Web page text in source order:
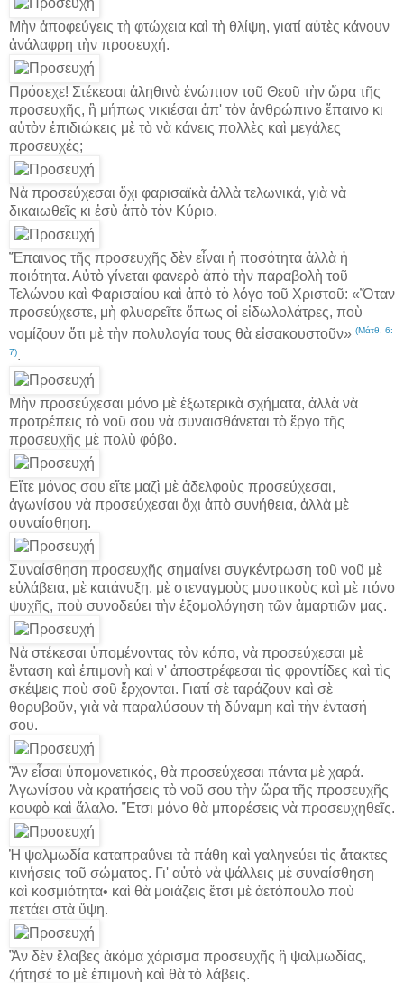
Μὴν ἀποφεύγεις τὴ φτώχεια καὶ τὴ θλίψη, γιατί αὐτὲς κάνουν
ἀνάλαφρη τὴν προσευχή.
Πρόσεχε! Στέκεσαι ἀληθινὰ ἐνώπιον τοῦ Θεοῦ τὴν ὥρα τῆς
προσευχῆς, ἢ μήπως νικιέσαι ἀπ' τὸν ἀνθρώπινο ἔπαινο κι
αὐτὸν ἐπιδιώκεις μὲ τὸ νὰ κάνεις πολλὲς καὶ μεγάλες
προσευχές;
Νὰ προσεύχεσαι ὄχι φαρισαϊκὰ ἀλλὰ τελωνικά, γιὰ νὰ
δικαιωθεῖς κι ἐσὺ ἀπὸ τὸν Κύριο.
Ἔπαινος τῆς προσευχῆς δὲν εἶναι ἡ ποσότητα ἀλλὰ ἡ
ποιότητα. Αὐτὸ γίνεται φανερὸ ἀπὸ τὴν παραβολὴ τοῦ
Τελώνου καὶ Φαρισαίου καὶ ἀπὸ τὸ λόγο τοῦ Χριστοῦ: «Ὅταν
προσεύχεστε, μὴ φλυαρεῖτε ὅπως οἱ εἰδωλολάτρες, ποὺ
νομίζουν ὅτι μὲ τὴν πολυλογία τους θὰ εἰσακουστοῦν» (Μάτθ. 6:
7).
Μὴν προσεύχεσαι μόνο μὲ ἐξωτερικὰ σχήματα, ἀλλὰ νὰ
προτρέπεις τὸ νοῦ σου νὰ συναισθάνεται τὸ ἔργο τῆς
προσευχῆς μὲ πολὺ φόβο.
Εἴτε μόνος σου εἴτε μαζὶ μὲ ἀδελφοὺς προσεύχεσαι,
ἀγωνίσου νὰ προσεύχεσαι ὄχι ἀπὸ συνήθεια, ἀλλὰ μὲ
συναίσθηση.
Συναίσθηση προσευχῆς σημαίνει συγκέντρωση τοῦ νοῦ μὲ
εὐλάβεια, μὲ κατάνυξη, μὲ στεναγμοὺς μυστικοὺς καὶ μὲ πόνο
ψυχῆς, ποὺ συνοδεύει τὴν ἐξομολόγηση τῶν ἁμαρτιῶν μας.
Νὰ στέκεσαι ὑπομένοντας τὸν κόπο, νὰ προσεύχεσαι μὲ
ἔνταση καὶ ἐπιμονὴ καὶ ν' ἀποστρέφεσαι τὶς φροντίδες καὶ τὶς
σκέψεις ποὺ σοῦ ἔρχονται. Γιατί σὲ ταράζουν καὶ σὲ
θορυβοῦν, γιὰ νὰ παραλύσουν τὴ δύναμη καὶ τὴν ἐντασή
σου.
Ἂν εἶσαι ὑπομονετικός, θὰ προσεύχεσαι πάντα μὲ χαρά.
Ἀγωνίσου νὰ κρατήσεις τὸ νοῦ σου τὴν ὥρα τῆς προσευχῆς
κουφὸ καὶ ἄλαλο. Ἔτσι μόνο θὰ μπορέσεις νὰ προσευχηθεῖς.
Ἡ ψαλμωδία καταπραΰνει τὰ πάθη καὶ γαληνεύει τὶς ἄτακτες
κινήσεις τοῦ σώματος. Γι' αὐτὸ νὰ ψάλλεις μὲ συναίσθηση
καὶ κοσμιότητα• καὶ θὰ μοιάζεις ἔτσι μὲ ἀετόπουλο ποὺ
πετάει στὰ ὕψη.
Ἂν δὲν ἔλαβες ἀκόμα χάρισμα προσευχῆς ἢ ψαλμωδίας,
ζήτησέ το μὲ ἐπιμονὴ καὶ θὰ τὸ λάβεις.